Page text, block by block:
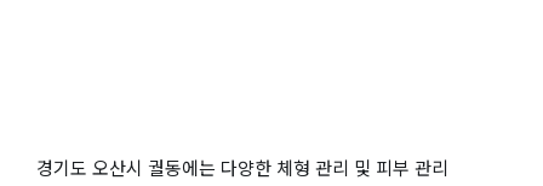
경기도 오산시 궐동에는 다양한 체형 관리 및 피부 관리